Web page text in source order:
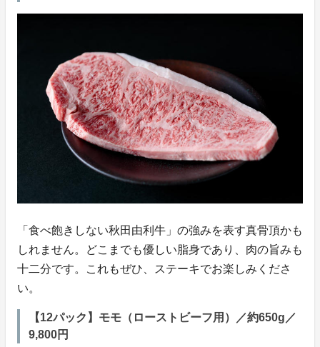
「食べ飽きしない秋田由利牛」の強みを表す真骨頂かも
しれません。どこまでも優しい脂身であり、肉の旨みも
十二分です。これもぜひ、ステーキでお楽しみくださ
い。
【12パック】モモ（ローストビーフ用）／約650g／
9,800円